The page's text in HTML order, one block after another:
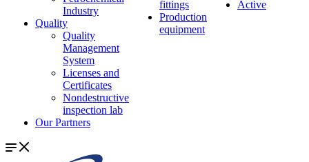
Industry
Quality
Quality
Management
System
Licenses and
Certificates
Nondestructive
inspection lab
Our Partners
fittings
Production
equipment
Active